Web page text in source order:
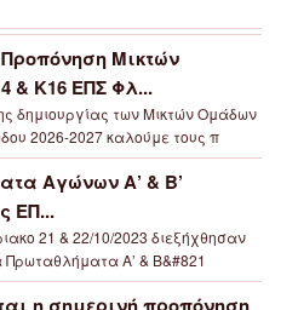
Μικτών
& Κ16 ΕΠΣ Φλ...
δημιουργίας των Μικτών Ομάδων
2026-2027 καλούμε τους π
Αγώνων Α’ & Β’
ΕΠ...
21 & 22/10/2023 διεξήχθησαν
Α’ & Β&#821